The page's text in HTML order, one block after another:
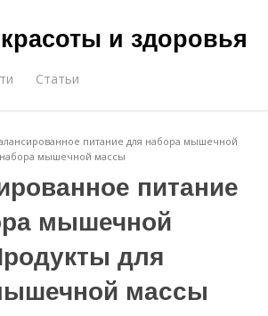
и здоровья
Статьи
питание для набора мышечной
мышечной массы
питание
мышечной
для
массы